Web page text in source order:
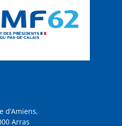
d’Amiens,
Arras